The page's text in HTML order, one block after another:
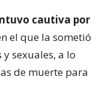
cautiva por
el que la sometió
sexuales, a lo
de muerte para